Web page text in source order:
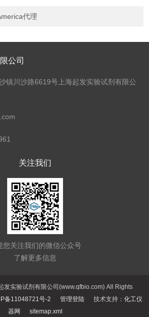
代理
公司
镇川沙路6619号上海起发实验试剂有限公
关注我们
您关注我们的微信公众号
了解更多信息
发实验试剂有限公司(www.qfbio.com) All Rights
备11048721号-2 管理登陆 技术支持： 化工仪
器网
sitemap.xml